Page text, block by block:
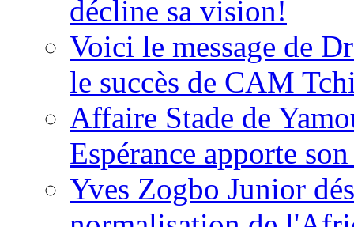
décline sa vision!
Voici le message de
le succès de CAM
Affaire Stade de
Espérance apporte
Yves Zogbo Junior